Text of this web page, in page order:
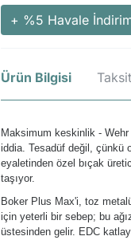
+ %5 Havale
Ürün Bilgisi
Maksimum keskinlik -
iddia. Tesadüf değil, çünkü
eyaletinden özel bıçak
taşıyor.
Boker Plus Max'i, toz
için yeterli bir sebep; bu
üstesinden gelir. EDC